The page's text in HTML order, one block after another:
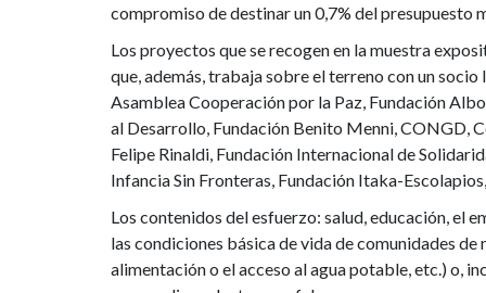
compromiso de destinar un 0,7% del presupuesto
Los proyectos que se recogen en la muestra
que, además, trabaja sobre el terreno con un
Asamblea Cooperación por la Paz, Fundación
al Desarrollo, Fundación Benito Menni, CONGD,
Felipe Rinaldi, Fundación Internacional de
Infancia Sin Fronteras, Fundación Itaka-
Los contenidos del esfuerzo: salud, educación, el
las condiciones básica de vida de comunidades
alimentación o el acceso al agua potable, etc.) o,